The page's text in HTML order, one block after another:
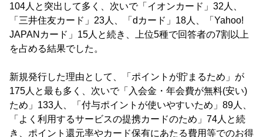
104人と突出して多く、次いで「イオンカード」32人、
「三井住友カード」23人、「dカード」18人、「Yahoo!
JAPANカード」15人と続き、上位5種で回答者の7割以上
を占める結果でした。
新規発行した理由として、「ポイントが貯まるため」が
175人と最も多く、次いで「入会金・年会費が無料(安い)
ため」133人、「付与ポイントが使いやすいため」89人、
「よく利用するサービスの提携カードのため」74人と続
き、ポイント還元率やカード保有にあたる費用等でのお得